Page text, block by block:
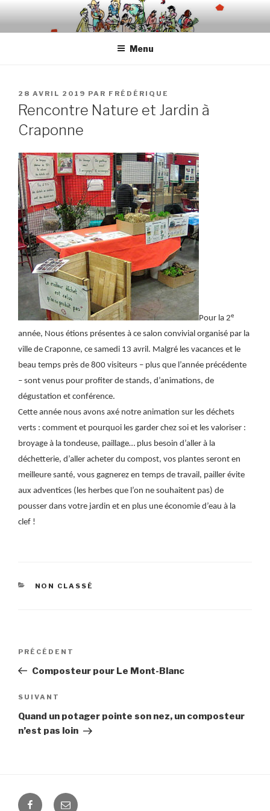
contenu
Menu
PUBLIÉ
LE
28 AVRIL 2019 PAR FRÉDÉRIQUE
Rencontre Nature et Jardin à
Craponne
Pour la 2e
année, Nous étions présentes à ce salon convivial organisé par la
ville de Craponne, ce samedi 13 avril. Malgré les vacances et le
beau temps près de 800 visiteurs – plus que l’année précédente
– sont venus pour profiter de stands, d’animations, de
dégustation et conférence.
Cette année nous avons axé notre animation sur les déchets
verts : comment et pourquoi les garder chez soi et les valoriser :
broyage à la tondeuse, paillage… plus besoin d’aller à la
déchetterie, d’aller acheter du compost, vos plantes seront en
meilleure santé, vous gagnerez en temps de travail, pailler évite
aux adventices (les herbes que l’on ne souhaitent pas) de
pousser dans votre jardin et en plus une économie d’eau à la
clef !
CATÉGORIES
NON CLASSÉ
Navigation
l’article
Article
précédent
PRÉCÉDENT
Composteur pour Le Mont-Blanc
Article
suivant
SUIVANT
Quand un potager pointe son nez, un composteur
n’est pas loin
Facebook
E-